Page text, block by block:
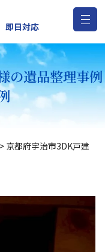
即日対応
の遺品整理事例
> 京都府宇治市3DK戸建